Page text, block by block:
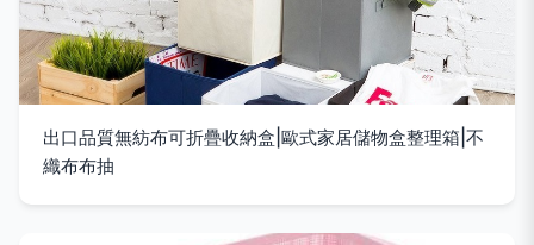
出口品質無紡布可折疊收納盒|歐式家居儲物盒整理箱|不
織布布抽